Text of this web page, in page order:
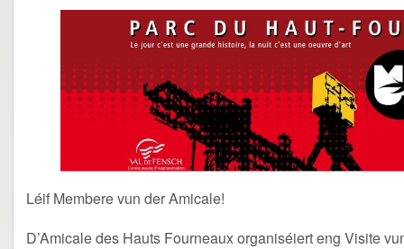
Léif Membere vun der Amicale!
D’Amicale des Hauts Fourneaux organiséiert eng Visite